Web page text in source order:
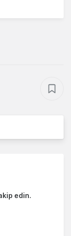
edin.